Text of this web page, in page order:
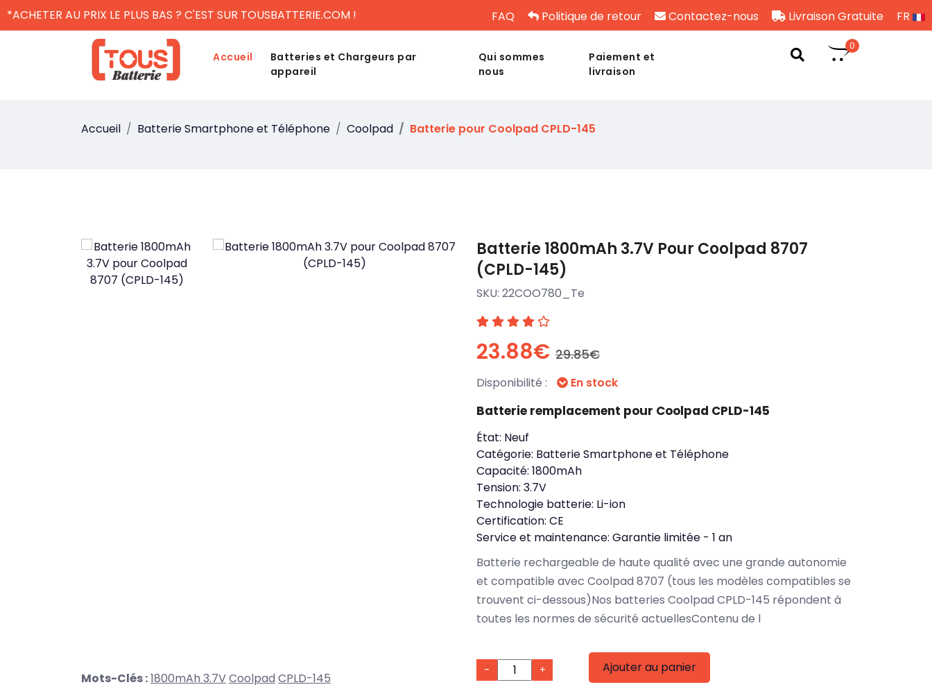
*ACHETER AU PRIX LE PLUS BAS ? C'EST SUR TOUSBATTERIE.COM ! FAQ Politique de retour Contactez-nous Livraison Gratuite FR
Accueil
Batteries et Chargeurs par
appareil
Qui sommes
nous
Paiement et
livraison
0
Accueil Batterie Smartphone et Téléphone Coolpad Batterie pour Coolpad CPLD-145
Mots-Clés :1800mAh 3.7VCoolpad CPLD-145
Batterie 1800mAh 3.7V Pour Coolpad 8707
(CPLD-145)
SKU: 22COO780_Te
23.88€ 29.85€
Disponibilité : En stock
Batterie remplacement pour Coolpad CPLD-145
État: Neuf
Catégorie: Batterie Smartphone et Téléphone
Capacité: 1800mAh
Tension: 3.7V
Technologie batterie: Li-ion
Certification: CE
Service et maintenance: Garantie limitée - 1 an
Batterie rechargeable de haute qualité avec une grande autonomie
et compatible avec Coolpad 8707 (tous les modèles compatibles se
trouvent ci-dessous)Nos batteries Coolpad CPLD-145 répondent à
toutes les normes de sécurité actuellesContenu de l
- + Ajouter au panier